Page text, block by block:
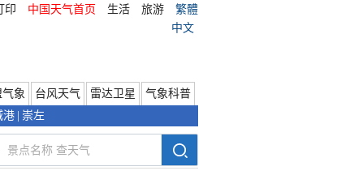
印 中国天气首页 生活 旅游
繁體
中文
气象 台风天气 雷达卫星
气象科普
港 崇左